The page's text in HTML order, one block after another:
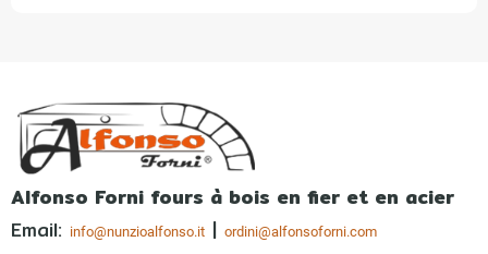
Alfonso Forni fours à bois en fier et en acier
Email: info@nunzioalfonso.it | ordini@alfonsoforni.com